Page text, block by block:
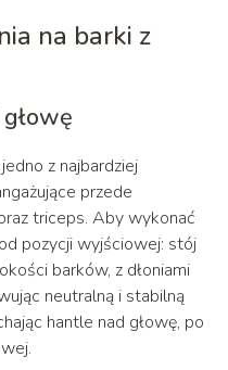
na barki z
z najbardziej
przede
triceps. Aby wykonać
pozycji wyjściowej: stój
barków, z dłoniami
neutralną i stabilną
hantle nad głowę, po